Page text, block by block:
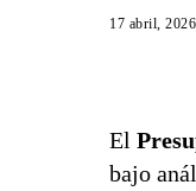
17 abril, 2026
El
bajo